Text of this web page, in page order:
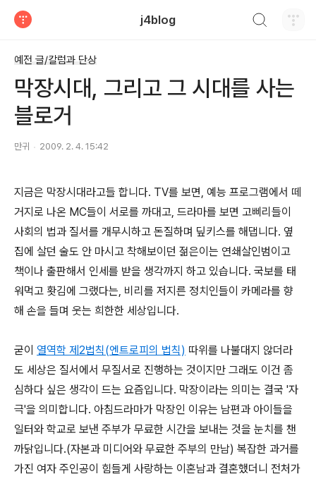
j4blog
예전 글/칼럼과 단상
막장시대, 그리고 그 시대를 사는
블로거
만귀 2009. 2. 4. 15:42
지금은 막장시대라고들 합니다. TV를 보면, 예능 프로그램에서 떼
거지로 나온 MC들이 서로를 까대고, 드라마를 보면 고삐리들이
사회의 법과 질서를 개무시하고 돈질하며 딮키스를 해댑니다. 옆
집에 살던 술도 안 마시고 착해보이던 젊은이는 연쇄살인범이고
책이나 출판해서 인세를 받을 생각까지 하고 있습니다. 국보를 태
워먹고 홧김에 그랬다는, 비리를 저지른 정치인들이 카메라를 향
해 손을 들며 웃는 희한한 세상입니다.
굳이 열역학 제2법칙(엔트로피의 법칙) 따위를 나불대지 않더라
도 세상은 질서에서 무질서로 진행하는 것이지만 그래도 이건 좀
심하다 싶은 생각이 드는 요즘입니다. 막장이라는 의미는 결국 '자
극'을 의미합니다. 아침드라마가 막장인 이유는 남편과 아이들을
일터와 학교로 보낸 주부가 무료한 시간을 보내는 것을 눈치를 챈
까닭입니다.(자본과 미디어와 무료한 주부의 만남) 복잡한 과거를
가진 여자 주인공이 힘들게 사랑하는 이혼남과 결혼했더니 전처가